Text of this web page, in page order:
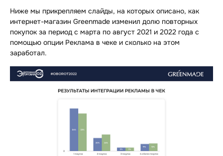
Ниже мы прикрепляем слайды, на которых описано, как
интернет-магазин Greenmade изменил долю повторных
покупок за период с марта по август 2021 и 2022 года с
помощью опции Реклама в чеке и сколько на этом
заработал.